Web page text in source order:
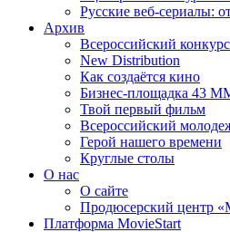
Русские веб-сериалы:
Архив
Всероссийский
New Distribution
Как создаётся кино
Бизнес-площадка 43
Твой первый фильм
Всероссийский
Герой нашего времени
Круглые столы
О нас
О сайте
Продюсерский центр
Платформа MovieStart